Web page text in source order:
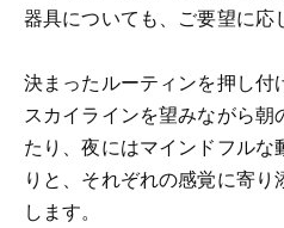
器具についても、ご要望に応
決まったルーティンを押し
スカイラインを望みながら
たり、夜にはマインドフルな
りと、それぞれの感覚に寄
します。